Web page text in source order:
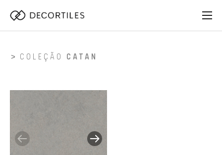
COLEÇÃO CATAN